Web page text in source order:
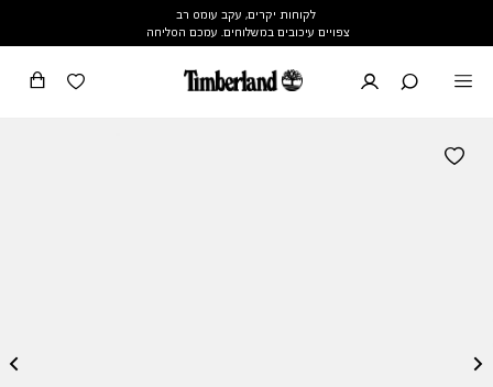
לקוחות יקרים, עקב עומס רב
צפויים עיכובים במשלוחים. עמכם הסליחה